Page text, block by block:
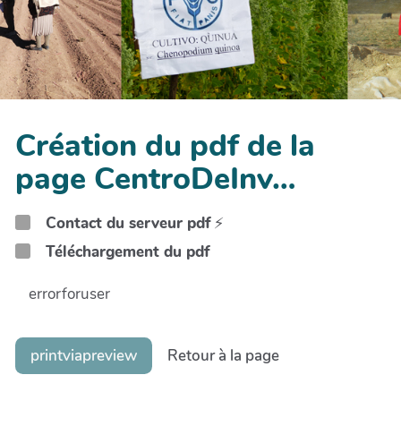
Création du pdf de la
page CentroDeInv…
Contact du serveur pdf ⚡
Téléchargement du pdf
errorforuser
printviapreview Retour à la page